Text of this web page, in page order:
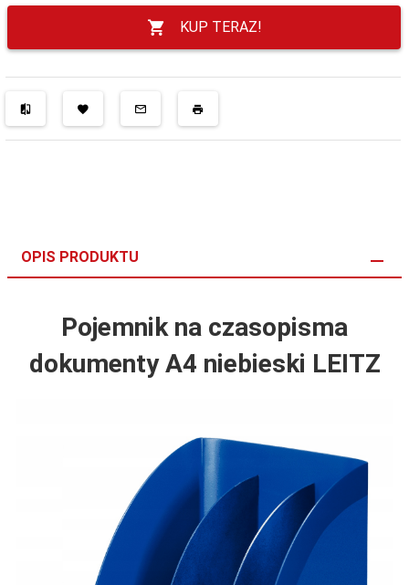
KUP TERAZ!
OPIS PRODUKTU
Pojemnik na czasopisma
dokumenty A4 niebieski LEITZ